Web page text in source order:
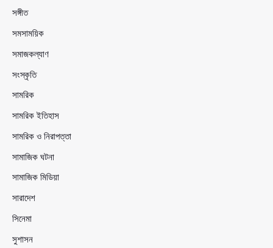
সঙ্গীত
সমসাময়িক
সমাজকল্যাণ
সংস্কৃতি
সামরিক
সামরিক ইতিহাস
সামরিক ও নিরাপত্তা
সামাজিক ঘটনা
সামাজিক মিডিয়া
সারাদেশ
সিনেমা
সুশাসন